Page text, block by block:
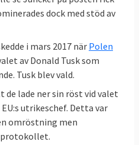
dock med stöd av
i mars 2017 när Polen
av Donald Tusk som
Tusk blev vald.
de lade ner sin röst vid valet
utrikeschef. Detta var
omröstning men
protokollet.